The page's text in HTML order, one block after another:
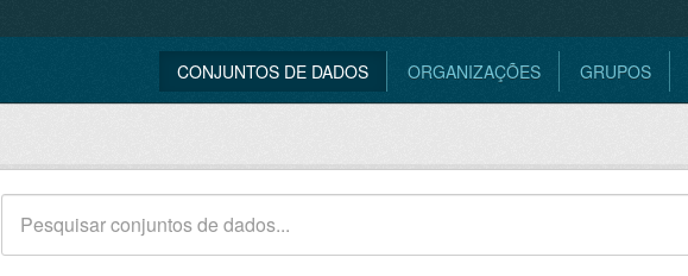
CONJUNTOS DE DADOS ORGANIZAÇÕES GRUPOS